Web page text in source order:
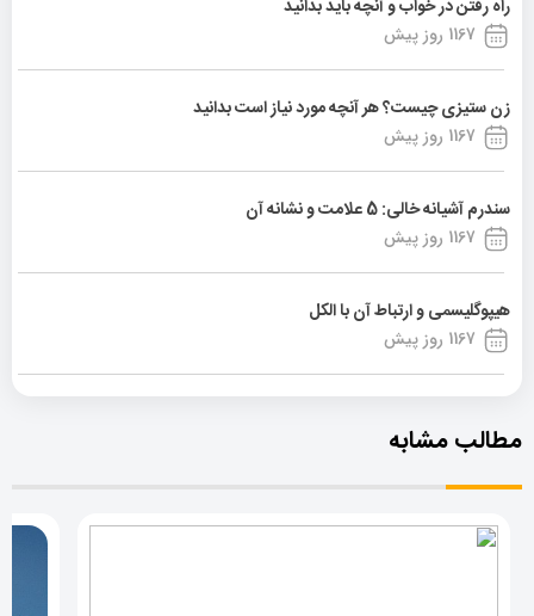
راه رفتن در خواب و آنچه باید بدانید
1167 روز پیش
زن ستیزی چیست؟ هر آنچه مورد نیاز است بدانید
1167 روز پیش
سندرم آشیانه خالی: 5 علامت و نشانه آن
1167 روز پیش
هیپوگلیسمی و ارتباط آن با الکل
1167 روز پیش
مطالب مشابه